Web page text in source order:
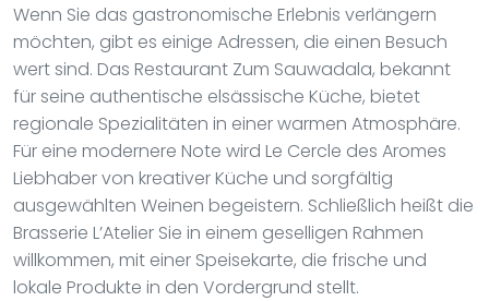
Wenn Sie das gastronomische Erlebnis verlängern
möchten, gibt es einige Adressen, die einen Besuch
wert sind. Das Restaurant Zum Sauwadala, bekannt
für seine authentische elsässische Küche, bietet
regionale Spezialitäten in einer warmen Atmosphäre.
Für eine modernere Note wird Le Cercle des Aromes
Liebhaber von kreativer Küche und sorgfältig
ausgewählten Weinen begeistern. Schließlich heißt die
Brasserie L’Atelier Sie in einem geselligen Rahmen
willkommen, mit einer Speisekarte, die frische und
lokale Produkte in den Vordergrund stellt.